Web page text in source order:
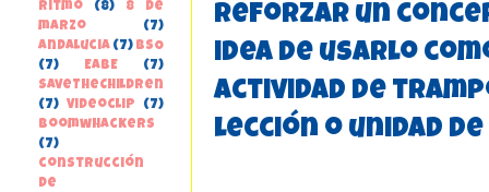
reforzar un
idea de usarlo
actividad de
lección o unidad
Ritmo (8)
8 de
marzo
(7)
Andalucia (7) BSO
(7)
EABE
(7)
SaveTheChildren
(7) Videoclip
(7)
boomwhackers
(7)
construcción
de